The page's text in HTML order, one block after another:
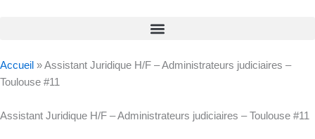
Accueil »Assistant Juridique H/F – Administrateurs judiciaires –
Toulouse #11
Assistant Juridique H/F – Administrateurs judiciaires – Toulouse #11